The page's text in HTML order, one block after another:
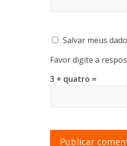
Salvar meus
Favor digite a
3 + quatro =